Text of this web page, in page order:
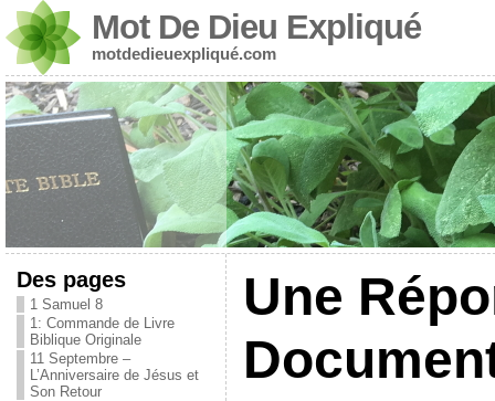
Mot De Dieu Expliqué
motdedieuexpliqué.com
Des pages
1 Samuel 8
1: Commande de Livre
Biblique Originale
11 Septembre –
L’Anniversaire de Jésus et
Son Retour
Une